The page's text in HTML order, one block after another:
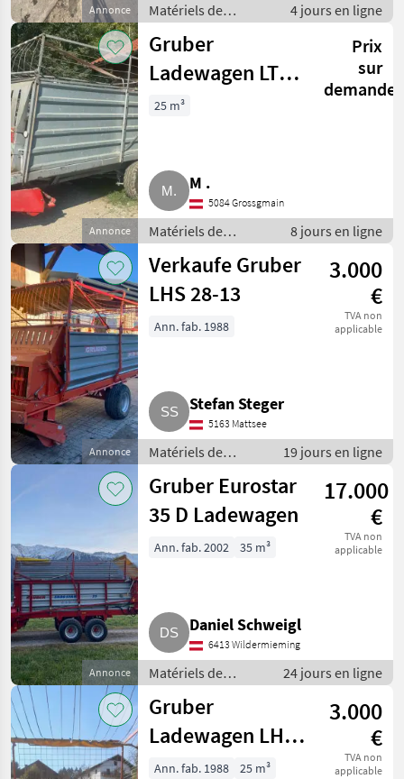
Annonce
Matériels de
fenaison /
Autochargeuses
4 jours en ligne
Annonce
Gruber
Ladewagen LTN
9
Prix
sur
demande
25 m³
M .
5084 Grossgmain
Matériels de
fenaison /
Autochargeuses
8 jours en ligne
Annonce
Verkaufe Gruber
LHS 28-13
3.000
€
TVA non
applicable
Ann. fab. 1988
Stefan Steger
5163 Mattsee
Matériels de
fenaison /
Autochargeuses
19 jours en ligne
Annonce
Gruber Eurostar
35 D Ladewagen
17.000
€
TVA non
applicable
Ann. fab. 2002 35 m³
Daniel Schweigl
6413 Wildermieming
Matériels de
fenaison /
Autochargeuses
24 jours en ligne
Gruber
Ladewagen LH
24-06
3.000
€
TVA non
applicable
Ann. fab. 1988 25 m³